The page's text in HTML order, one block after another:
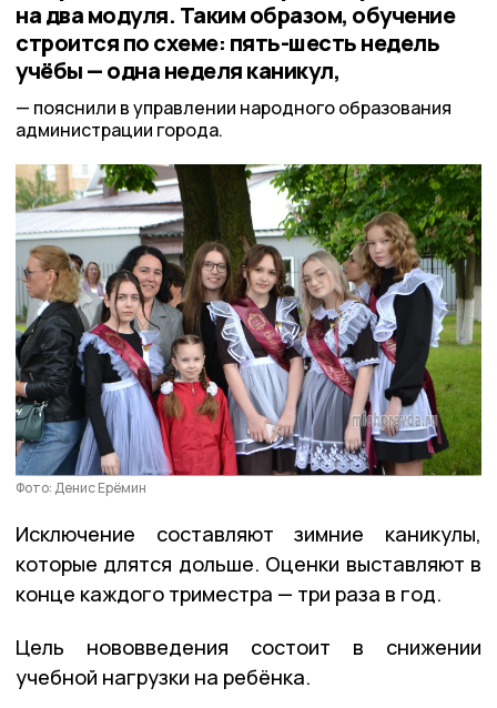
на два модуля. Таким образом, обучение
строится по схеме: пять-шесть недель
учёбы — одна неделя каникул,
пояснили в управлении народного образования
администрации города.
Фото: Денис Ерёмин
Исключение составляют зимние каникулы,
которые длятся дольше. Оценки выставляют в
конце каждого триместра — три раза в год.
Цель нововведения состоит в снижении
учебной нагрузки на ребёнка.